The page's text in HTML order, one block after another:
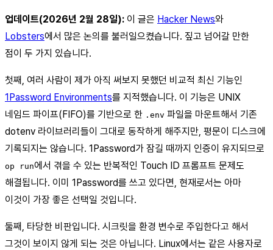
업데이트(2026년 2월 28일): 이 글은 Hacker News와
Lobsters에서 많은 논의를 불러일으켰습니다. 짚고 넘어갈 만한
점이 두 가지 있습니다.
첫째, 여러 사람이 제가 아직 써보지 못했던 비교적 최신 기능인
1Password Environments를 지적했습니다. 이 기능은 UNIX
네임드 파이프(FIFO)를 기반으로 한 .env 파일을 마운트해서 기존
dotenv 라이브러리들이 그대로 동작하게 해주지만, 평문이 디스크에
기록되지는 않습니다. 1Password가 잠길 때까지 인증이 유지되므로
op run에서 겪을 수 있는 반복적인 Touch ID 프롬프트 문제도
해결됩니다. 이미 1Password를 쓰고 있다면, 현재로서는 아마
이것이 가장 좋은 선택일 것입니다.
둘째, 타당한 비판입니다. 시크릿을 환경 변수로 주입한다고 해서
그것이 보이지 않게 되는 것은 아닙니다. Linux에서는 같은 사용자로